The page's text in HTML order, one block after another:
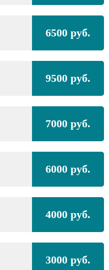
6500 руб.
9500 руб.
7000 руб.
6000 руб.
4000 руб.
3000 руб.